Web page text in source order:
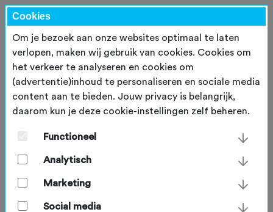
Inloggen
Cookies
Om je bezoek aan onze websites optimaal te laten
verlopen, maken wij gebruik van cookies. Cookies om
het verkeer te analyseren en cookies om
(advertentie)inhoud te personaliseren en sociale media
content aan te bieden. Jouw privacy is belangrijk,
daarom kun je deze cookie-instellingen zelf beheren.
Functioneel
Analytisch
Marketing
Social media